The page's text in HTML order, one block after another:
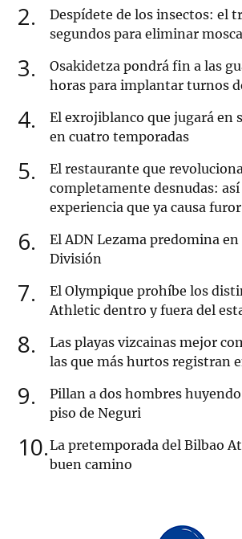
2
Despídete de los insectos: el
segundos para eliminar
3
Osakidetza pondrá fin a las
horas para implantar turnos
4
El exrojiblanco que jugará en
en cuatro temporadas
5
El restaurante que
completamente desnudas: así
experiencia que ya causa furor
6
El ADN Lezama predomina en
División
7
El Olympique prohíbe los
Athletic dentro y fuera del
8
Las playas vizcainas mejor
las que más hurtos registran
9
Pillan a dos hombres
piso de Neguri
10 La pretemporada del Bilbao
buen camino